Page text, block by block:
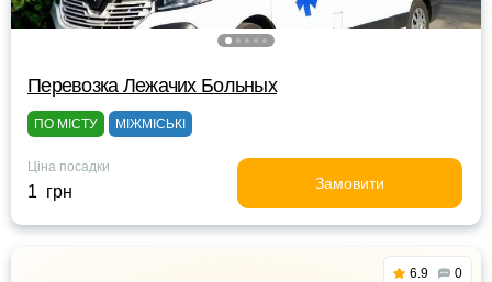
Перевозка Лежачих Больных
ПО МІСТУ МІЖМІСЬКІ
Ціна посадки
1 грн Замовити
6.9 0